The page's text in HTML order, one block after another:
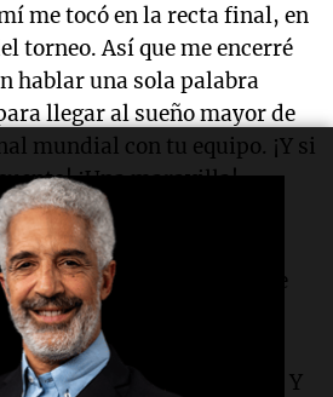
me tocó en la recta final, en
torneo. Así que me encerré
hablar una sola palabra
llegar al sueño mayor de
mundial con tu equipo. ¡Y si
¡Una maravilla!
porque estás tan
tenés que hacer, en lo que
de Argentina ante Francia. Y